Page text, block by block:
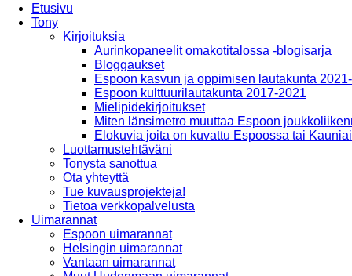
Etusivu
Tony
Kirjoituksia
Aurinkopaneelit omakotitalossa -blogisarja
Bloggaukset
Espoon kasvun ja oppimisen lautakunta
Espoon kulttuurilautakunta 2017-2021
Mielipidekirjoitukset
Miten länsimetro muuttaa Espoon
Elokuvia joita on kuvattu Espoossa tai
Luottamustehtäväni
Tonysta sanottua
Ota yhteyttä
Tue kuvausprojekteja!
Tietoa verkkopalvelusta
Uimarannat
Espoon uimarannat
Helsingin uimarannat
Vantaan uimarannat